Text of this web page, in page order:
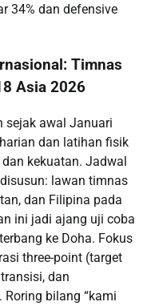
34% dan defensive
Timnas
Asia 2026
sejak awal Januari
dan latihan fisik
kekuatan. Jadwal
lawan timnas
dan Filipina pada
ini jadi ajang uji coba
ke Doha. Fokus
three-point (target
dan
bilang “kami